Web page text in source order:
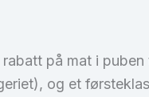
på mat i
og et